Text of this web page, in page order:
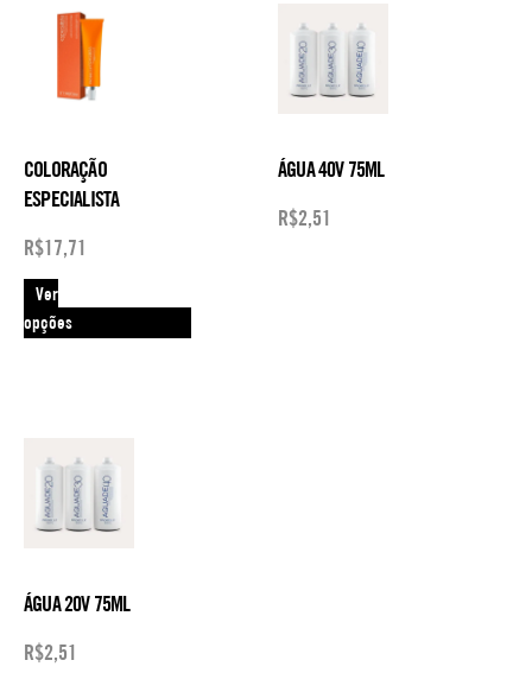
COLORAÇÃO
ESPECIALISTA
R$17,71
Ver
opções
ÁGUA 40V 75ML
R$2,51
ÁGUA 20V 75ML
R$2,51